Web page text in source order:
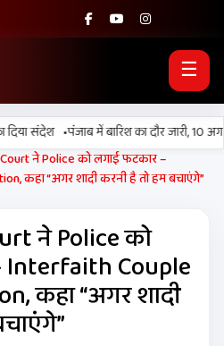
☰
संदेश •पंजाब में बारिश का दौर जारी, 10
ने Police को लगाई फटकार –
कहा “अगर शादी करनी है तो हम बचाएंगे”
ने Police को
Interfaith Couple
कहा “अगर शादी